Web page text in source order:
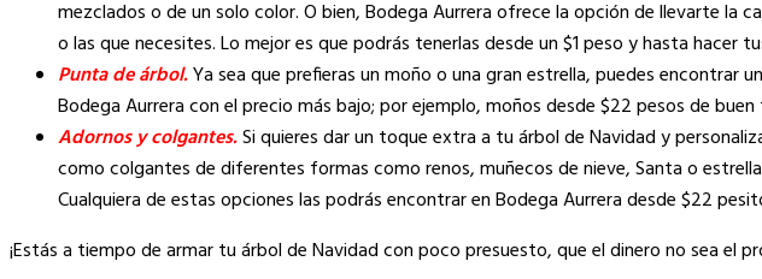
mezclados o de un solo color. O bien, Bodega Aurrera ofrece la opción de llevarte la
o las que necesites. Lo mejor es que podrás tenerlas desde un $1 peso y hasta hacer
Punta de árbol.Ya sea que prefieras un moño o una gran estrella, puedes encontrar
Bodega Aurrera con el precio más bajo; por ejemplo, moños desde $22 pesos de
Adornos y colgantes.Si quieres dar un toque extra a tu árbol de Navidad y
como colgantes de diferentes formas como renos, muñecos de nieve, Santa o
Cualquiera de estas opciones las podrás encontrar en Bodega Aurrera desde $22
¡Estás a tiempo de armar tu árbol de Navidad con poco presuesto, que el dinero no sea el